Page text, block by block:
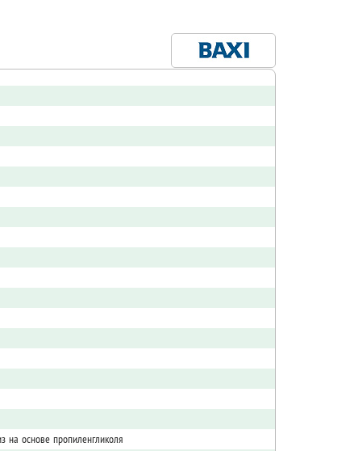
на основе пропиленгликоля